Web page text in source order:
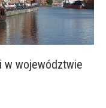
w województwie